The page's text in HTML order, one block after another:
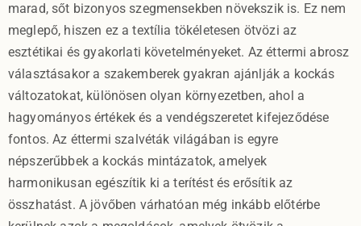
marad, sőt bizonyos szegmensekben növekszik is. Ez nem
meglepő, hiszen ez a textília tökéletesen ötvözi az
esztétikai és gyakorlati követelményeket. Az éttermi abrosz
választásakor a szakemberek gyakran ajánlják a kockás
változatokat, különösen olyan környezetben, ahol a
hagyományos értékek és a vendégszeretet kifejeződése
fontos. Az éttermi szalvéták világában is egyre
népszerűbbek a kockás mintázatok, amelyek
harmonikusan egészítik ki a terítést és erősítik az
összhatást. A jövőben várhatóan még inkább előtérbe